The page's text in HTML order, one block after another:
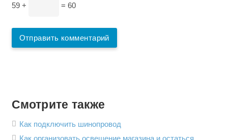
59 +
= 60
Отправить комментарий
Смотрите также
Как подключить шинопровод